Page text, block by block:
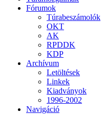
Fórumok
Túrabeszámolók
OKT
AK
RPDDK
KDP
Archívum
Letöltések
Linkek
Kiadványok
1996-2002
Navigáció